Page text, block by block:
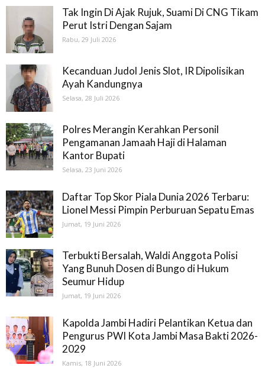
Tak Ingin Di Ajak Rujuk, Suami Di CNG Tikam
Perut Istri Dengan Sajam
Rabu, 29 Juli 2026
Kecanduan Judol Jenis Slot, IR Dipolisikan
Ayah Kandungnya
Selasa, 28 Juli 2026
Polres Merangin Kerahkan Personil
Pengamanan Jamaah Haji di Halaman
Kantor Bupati
Selasa, 23 Juni 2026
Daftar Top Skor Piala Dunia 2026 Terbaru:
Lionel Messi Pimpin Perburuan Sepatu Emas
Jumat, 19 Juni 2026
Terbukti Bersalah, Waldi Anggota Polisi
Yang Bunuh Dosen di Bungo di Hukum
Seumur Hidup
Jumat, 19 Juni 2026
Kapolda Jambi Hadiri Pelantikan Ketua dan
Pengurus PWI Kota Jambi Masa Bakti 2026-
2029
Kamis, 18 Juni 2026